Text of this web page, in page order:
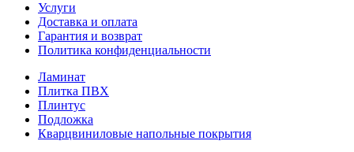
Услуги
Доставка и оплата
Гарантия и возврат
Политика конфиденциальности
Ламинат
Плитка ПВХ
Плинтус
Подложка
Кварцвиниловые напольные покрытия